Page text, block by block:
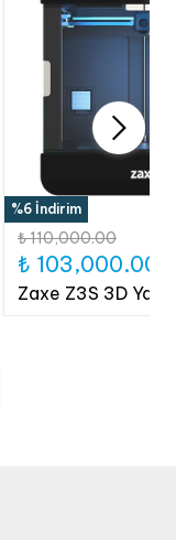
%6 İndirim
₺ 110,000.00
₺ 103,000.00
Zaxe Z3S 3D